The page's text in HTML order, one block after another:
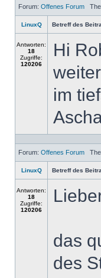
Forum: Offenes Forum
LinuxQ Betreff des
Antworten:
18
Zugriffe:
120206
Hi
im
Forum: Offenes Forum
LinuxQ Betreff des
Antworten:
18
Zugriffe:
120206
das
des